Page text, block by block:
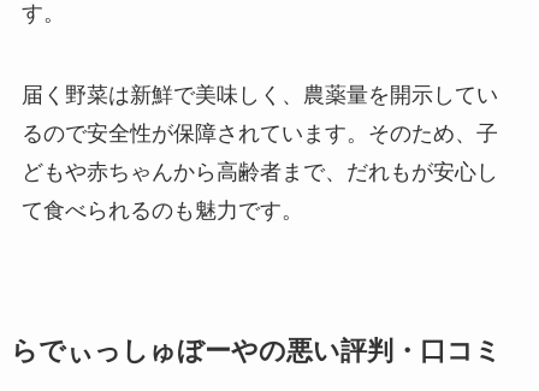
す。
届く野菜は新鮮で美味しく、農薬量を開示してい
るので安全性が保障されています。そのため、子
どもや赤ちゃんから高齢者まで、だれもが安心し
て食べられるのも魅力です。
らでぃっしゅぼーやの悪い評判・口コミ